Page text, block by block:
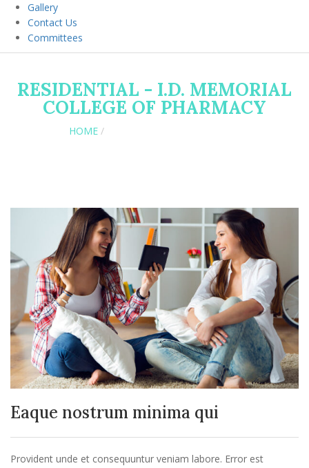
Gallery
Contact Us
Committees
RESIDENTIAL - I.D. MEMORIAL
COLLEGE OF PHARMACY
HOME/
Eaque nostrum minima qui
Provident unde et consequuntur veniam labore. Error est